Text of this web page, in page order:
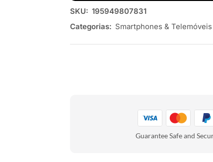
SKU: 195949807831
Categorias: Smartphones & Telemóveis
Guarantee Safe and